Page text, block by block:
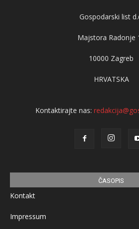
Gospodarski list
Majstora Radonje
10000 Zagreb
HRVATSKA
Kontaktirajte nas:
ČASOPIS
Kontakt
Impressum